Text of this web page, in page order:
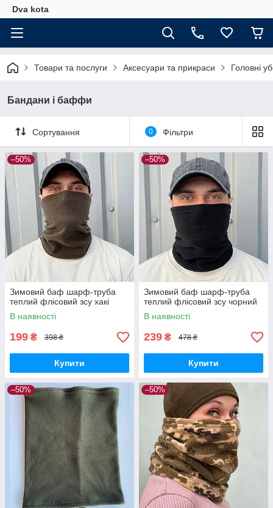
Dva kota
Товари та послуги Аксесуари та прикраси Головні
Бандани і баффи
Сортування 0 Фільтри
–50%
Зимовий баф шарф-труба
теплий флісовий зсу хакі
В наявності
199 ₴ 398 ₴
Купити
–50%
Зимовий баф шарф-труба
теплий флісовий зсу чорний
В наявності
239 ₴ 478 ₴
Купити
–50% –50%